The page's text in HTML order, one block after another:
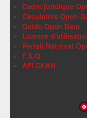
Cadre juridique
Circulaires Open
Guide Open Data
Licence
Portail National
F.A.Q
API CKAN